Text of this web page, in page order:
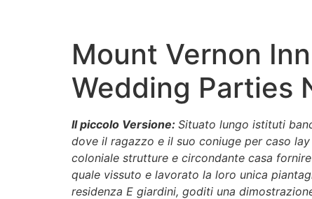
Mount Vernon
Wedding Parties
Il piccolo Versione: Situato lungo istituti
dove il ragazzo e il suo coniuge per caso
coloniale strutture e circondante casa
quale vissuto e lavorato la loro unica
residenza E giardini, goditi una